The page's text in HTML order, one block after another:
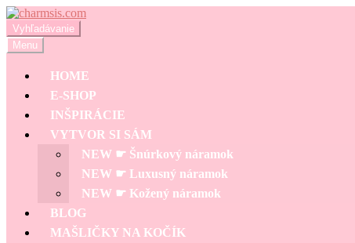
Preskočiť
na
navigáciu
Preskočiť
na
obsah
Hľadať:
Vyhľadávanie
Menu
HOME
E-SHOP
INŠPIRÁCIE
VYTVOR SI SÁM
NEW ☛ Šnúrkový náramok
NEW ☛ Luxusný náramok
NEW ☛ Kožený náramok
BLOG
MAŠLIČKY NA KOČÍK